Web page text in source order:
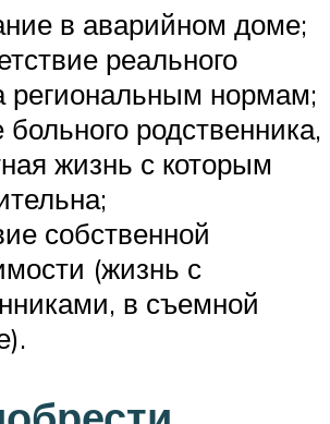
в аварийном доме;
реального
региональным нормам;
родственника,
жизнь с которым
собственной
(жизнь с
в съемной